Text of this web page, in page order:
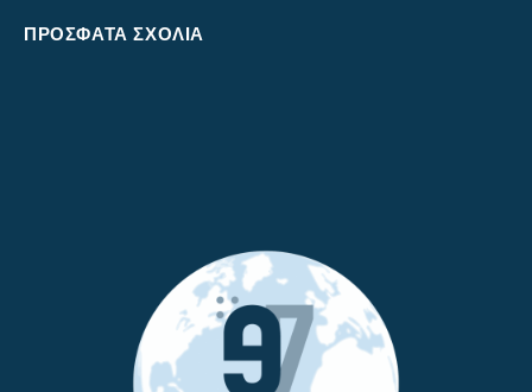
ΠΡΌΣΦΑΤΑ ΣΧΌΛΙΑ